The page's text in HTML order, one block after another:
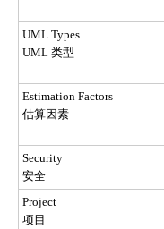
UML Types
UML 类型
Estimation Factors
估算因素
Security
安全
Project
项目